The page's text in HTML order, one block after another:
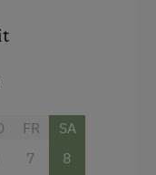
FR
7
SA
8